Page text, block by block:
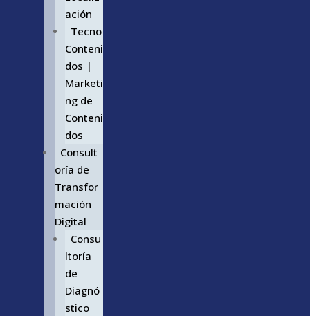
ación
Tecno
Conteni
dos |
Marketi
ng de
Conteni
dos
Consult
oría de
Transfor
mación
Digital
Consu
ltoría
de
Diagnó
stico